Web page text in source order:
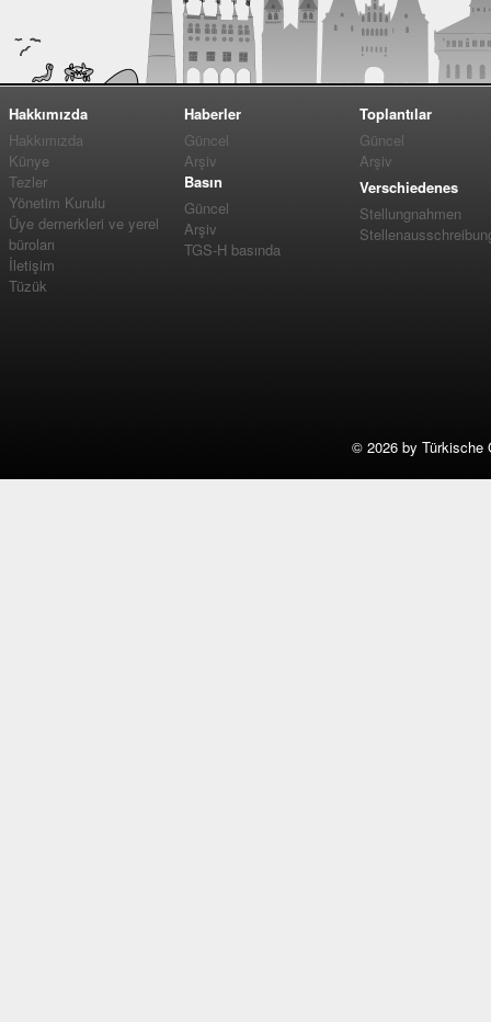
Hakkımızda
Hakkımızda
Künye
Tezler
Yönetim Kurulu
Üye dernerkleri ve yerel
büroları
İletişim
Tüzük
Haberler
Güncel
Arşiv
Basın
Güncel
Arşiv
TGS-H basında
Toplantılar
Güncel
Arşiv
Verschiedenes
Stellungnahmen
© 2026 by Türkische